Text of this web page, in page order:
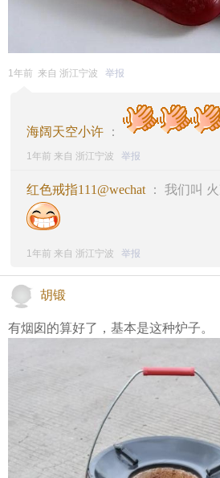
1年前 来自 浙江宁波 举报
海阔天空小许 ：
1年前 来自 浙江宁波 举报
红色戒指111@wechat ： 我们叫
1年前 来自 浙江宁波 举报
胡锻
有烟囱的算好了，基本是这种炉子。